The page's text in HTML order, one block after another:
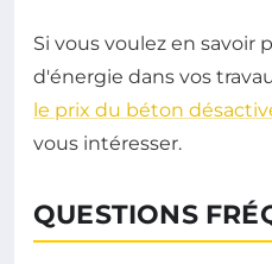
Si vous voulez en savoir
d'énergie dans vos
le prix du béton
vous intéresser.
QUESTIONS